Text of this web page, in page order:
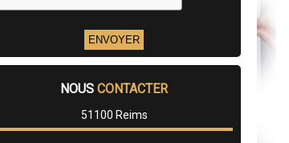
NOUS CONTACTER
51100 Reims